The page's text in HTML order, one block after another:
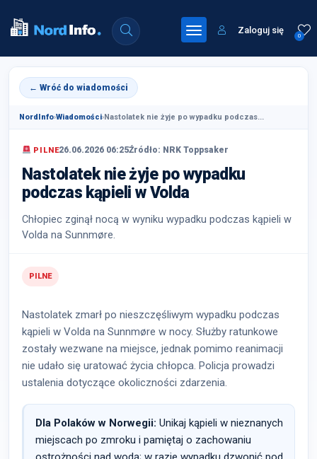
0
Zaloguj się
← Wróć do wiadomości
NordInfo›Wiadomości›Nastolatek nie żyje po wypadku podczas...
PILNE26.06.2026 06:25Źródło: NRK Toppsaker
Nastolatek nie żyje po wypadku
podczas kąpieli w Volda
Chłopiec zginął nocą w wyniku wypadku podczas kąpieli w
Volda na Sunnmøre.
PILNE
Nastolatek zmarł po nieszczęśliwym wypadku podczas
kąpieli w Volda na Sunnmøre w nocy. Służby ratunkowe
zostały wezwane na miejsce, jednak pomimo reanimacji
nie udało się uratować życia chłopca. Policja prowadzi
ustalenia dotyczące okoliczności zdarzenia.
Dla Polaków w Norwegii: Unikaj kąpieli w nieznanych
miejscach po zmroku i pamiętaj o zachowaniu